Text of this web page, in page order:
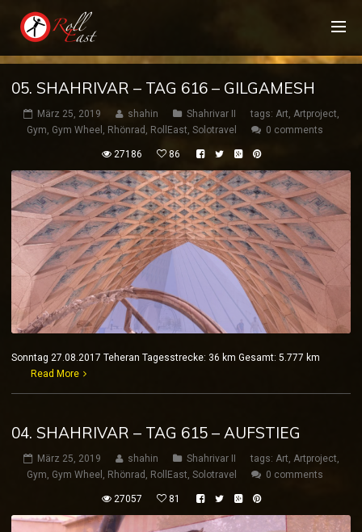
05. SHAHRIVAR – TAG 616 – GILGAMESH
März 25, 2019 shahin Shahrivar II tags: Art, Artproject,
Gym, Gym Wheel , Rhönrad , RollEast, Solotravel 0 comments
27186 86
Sonntag 27.08.2017 Teheran Tagesstrecke: 36 km Gesamt: 5.777 km
Read More
04. SHAHRIVAR – TAG 615 – AUFSTIEG
März 25, 2019 shahin Shahrivar II tags: Art, Artproject,
Gym, Gym Wheel , Rhönrad , RollEast, Solotravel 0 comments
27057 81